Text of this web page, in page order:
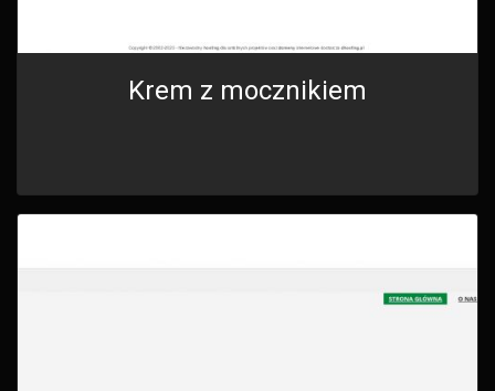
Krem z mocznikiem